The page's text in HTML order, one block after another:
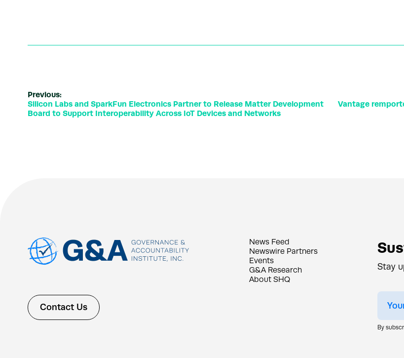
Previous:
Silicon Labs and SparkFun Electronics Partner to Release Matter Development
Board to Support Interoperability Across IoT Devices and Networks
Vantage
Contact Us
News Feed
Newswire Partners
Events
G&A Research
About SHQ
Stay
By